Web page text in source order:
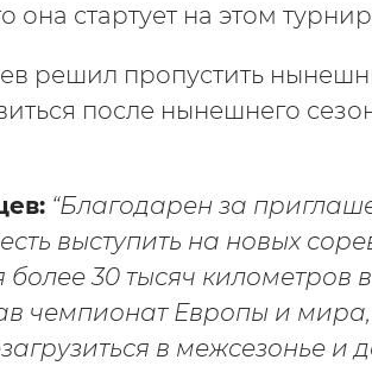
она стартует на этом
решил пропустить
после нынешнего
“Благодарен за
есть выступить на новых
более 30 тысяч
чемпионат Европы и
в межсезонье и